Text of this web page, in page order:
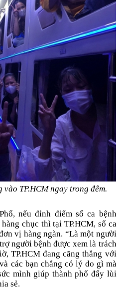
TP.HCM ngay trong đêm.
nếu đỉnh điểm số ca bệnh
chục thì tại TP.HCM, số ca
vị hàng ngàn. “Là một người
người bệnh được xem là trách
TP.HCM đang căng thẳng với
các bạn chẳng có lý do gì mà
mình giúp thành phố đẩy lùi
sẻ.